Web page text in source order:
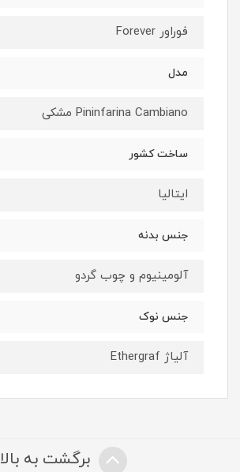
فوراور Forever
مدل
Pininfarina Cambiano مشکی
ساخت کشور
ایتالیا
جنس بدنه
آلومینیوم و چوب گردو
جنس نوک
آلیاژ Ethergraf
برگشت به بالا